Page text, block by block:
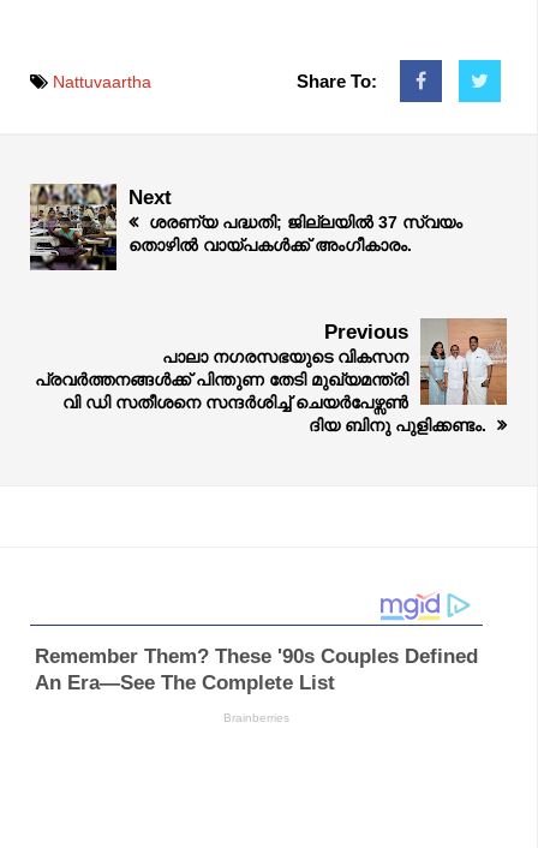
Nattuvaartha Share To:
Next
ശരണ്യ പദ്ധതി; ജില്ലയിൽ 37 സ്വയം
തൊഴിൽ വായ്പകൾക്ക് അംഗീകാരം.
Previous
പാലാ നഗരസഭയുടെ വികസന
പ്രവർത്തനങ്ങൾക്ക് പിന്തുണ തേടി മുഖ്യമന്ത്രി
വി ഡി സതീശനെ സന്ദർശിച്ച് ചെയർപേഴ്സൺ
ദിയ ബിനു പുളിക്കണ്ടം.